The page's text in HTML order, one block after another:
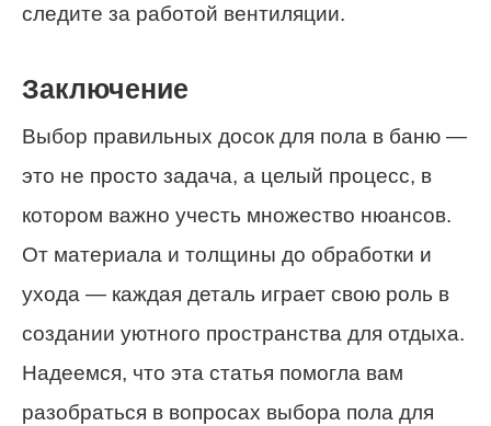
следите за работой вентиляции.
Заключение
Выбор правильных досок для пола в баню —
это не просто задача, а целый процесс, в
котором важно учесть множество нюансов.
От материала и толщины до обработки и
ухода — каждая деталь играет свою роль в
создании уютного пространства для отдыха.
Надеемся, что эта статья помогла вам
разобраться в вопросах выбора пола для